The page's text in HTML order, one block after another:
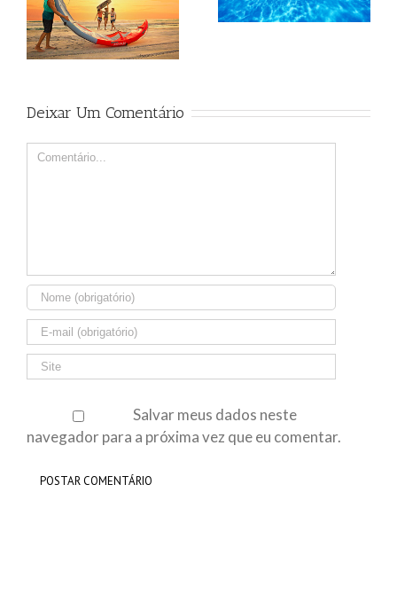
Deixar Um Comentário
Comment
Salvar meus dados neste
navegador para a próxima vez que eu comentar.